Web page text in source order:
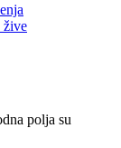
žive
polja su